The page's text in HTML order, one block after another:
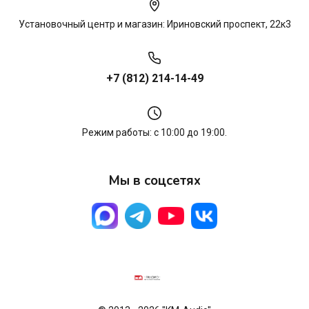
Установочный центр и магазин: Ириновский проспект, 22к3
+7 (812) 214-14-49
Режим работы: с 10:00 до 19:00.
Мы в соцсетях